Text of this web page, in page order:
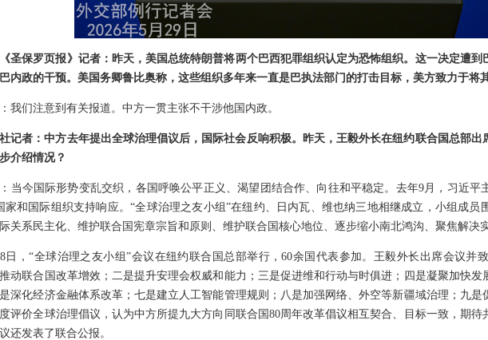
圣保罗页报》记者：昨天，美国总统特朗普将两个巴西犯罪组织认定为恐怖组织。这一决定遭
内政的干预。美国务卿鲁比奥称，这些组织多年来一直是巴执法部门的打击目标，美方致力于将
我们注意到有关报道。中方一贯主张不干涉他国内政。
记者：中方去年提出全球治理倡议后，国际社会反响积极。昨天，王毅外长在纽约联合国总部出
介绍情况？
当今国际形势变乱交织，各国呼唤公平正义、渴望团结合作、向往和平稳定。去年9月，习近平
家和国际组织支持响应。“全球治理之友小组”在纽约、日内瓦、维也纳三地相继成立，小组成员
关系民主化、维护联合国宪章宗旨和原则、维护联合国核心地位、逐步缩小南北鸿沟、聚焦解决
日，“全球治理之友小组”会议在纽约联合国总部举行，60余国代表参加。王毅外长出席会议并
动联合国改革增效；二是提升安理会权威和能力；三是促进维和行动与时俱进；四是凝聚加快
深化经济金融体系改革；七是建立人工智能管理规则；八是加强网络、外空等新疆域治理；九
评价全球治理倡议，认为中方所提九大方向同联合国80周年改革倡议相互契合、目标一致，期
还发表了联合公报。